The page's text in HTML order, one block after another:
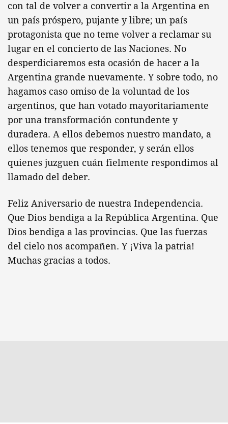
con tal de volver a convertir a la Argentina en
un país próspero, pujante y libre; un país
protagonista que no teme volver a reclamar su
lugar en el concierto de las Naciones. No
desperdiciaremos esta ocasión de hacer a la
Argentina grande nuevamente. Y sobre todo, no
hagamos caso omiso de la voluntad de los
argentinos, que han votado mayoritariamente
por una transformación contundente y
duradera. A ellos debemos nuestro mandato, a
ellos tenemos que responder, y serán ellos
quienes juzguen cuán fielmente respondimos al
llamado del deber.
Feliz Aniversario de nuestra Independencia.
Que Dios bendiga a la República Argentina. Que
Dios bendiga a las provincias. Que las fuerzas
del cielo nos acompañen. Y ¡Viva la patria!
Muchas gracias a todos.